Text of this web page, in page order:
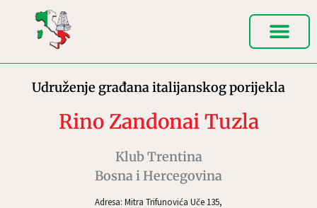
Adresa: Mitra Trifunovića Uče 135,
Udruženje građana italijanskog porijekla
Rino Zandonai Tuzla
Klub Trentina
Bosna i Hercegovina